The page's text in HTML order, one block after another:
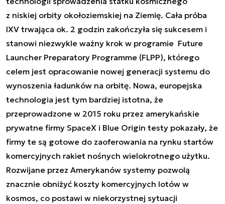
z niskiej orbity okołoziemskiej na Ziemię. Cała próba
IXV trwająca ok. 2 godzin zakończyła się sukcesem i
stanowi niezwykle ważny krok w programie Future
Launcher Preparatory Programme (FLPP), którego
celem jest opracowanie nowej generacji systemu do
wynoszenia ładunków na orbitę. Nowa, europejska
technologia jest tym bardziej istotna, że
przeprowadzone w 2015 roku przez amerykańskie
prywatne firmy SpaceX i Blue Origin testy pokazały, że
firmy te są gotowe do zaoferowania na rynku startów
komercyjnych rakiet nośnych wielokrotnego użytku.
Rozwijane przez Amerykanów systemy pozwolą
znacznie obniżyć koszty komercyjnych lotów w
kosmos, co postawi w niekorzystnej sytuacji